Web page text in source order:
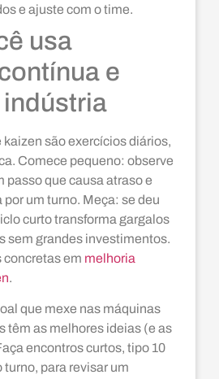
e ajuste com o time.
usa
e
indústria
são exercícios diários,
Comece pequeno: observe
passo que causa atraso e
um turno. Meça: se deu
curto transforma gargalos
sem grandes investimentos.
concretas em melhoria
.
que mexe nas máquinas
têm as melhores ideias (e as
encontros curtos, tipo 10
para revisar um